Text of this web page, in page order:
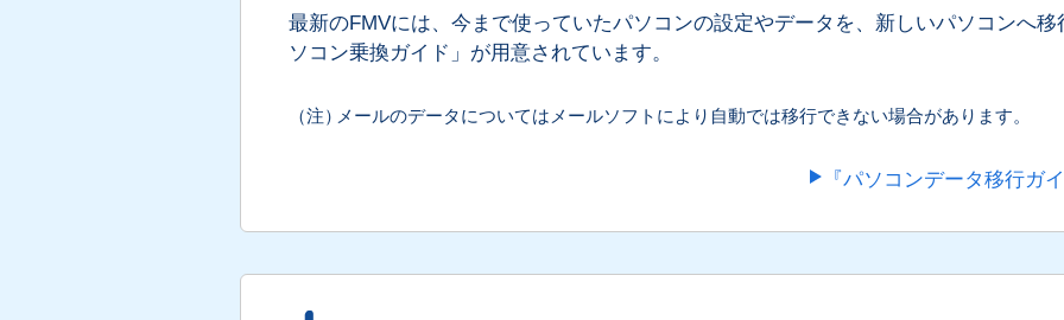
最新のFMVには、今まで使っていたパソコンの設定やデータを、新しいパソコンへ
ソコン乗換ガイド」が用意されています。
メールのデータについてはメールソフトにより自動では移行できない場合があります。
『パソコンデータ移行ガ